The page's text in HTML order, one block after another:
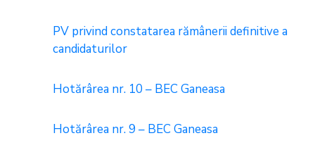
PV privind constatarea rămânerii definitive a
candidaturilor
Hotărârea nr. 10 – BEC Ganeasa
Hotărârea nr. 9 – BEC Ganeasa